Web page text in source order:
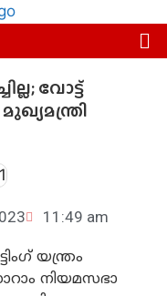
വോട്ട്
11:49 am
യന്ത്രം
നിയമസഭാ